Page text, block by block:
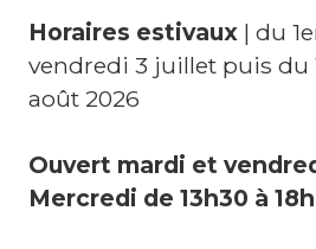
Horaires estivaux | du
vendredi 3 juillet puis du
août 2026
Ouvert mardi et
Mercredi de 13h30 à 18h
s
b
i
l
l